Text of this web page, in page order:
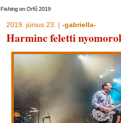
Fishing on Orfű 2019
2019. június 23. | -gabriella-
Harminc feletti